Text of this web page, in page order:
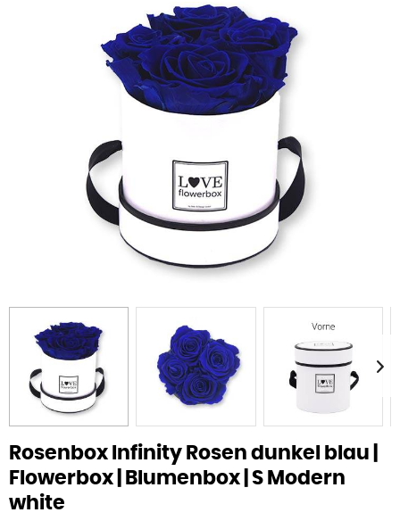
Rosenbox Infinity Rosen dunkel blau |
Flowerbox | Blumenbox | S Modern
white